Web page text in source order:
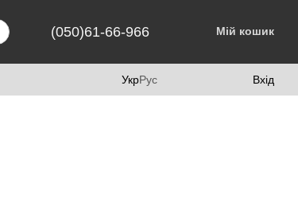
(050)61-66-966 Мій кошик
УкрРус Вхід